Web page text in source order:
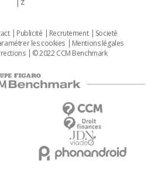
Publicité Recrutement
Societé
les cookies
Mentions légales
© 2022 CCM Benchmark